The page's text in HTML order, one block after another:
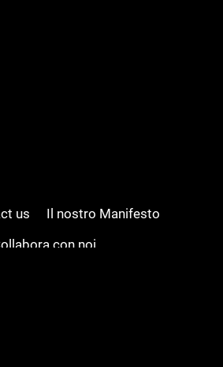
us
Il nostro Manifesto
con noi